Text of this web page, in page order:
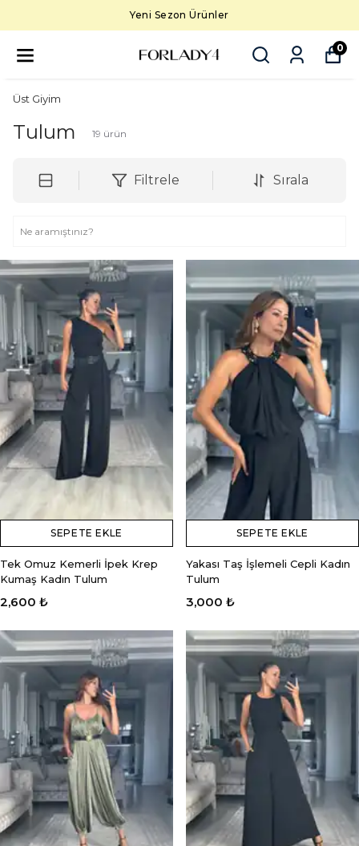
Yeni Sezon Ürünler
0
Üst Giyim
Tulum 19 ürün
Filtrele Sırala
SEPETE EKLE
Tek Omuz Kemerli İpek Krep
Kumaş Kadın Tulum
2,600 ₺
SEPETE EKLE
Yakası Taş İşlemeli Cepli Kadın
Tulum
3,000 ₺